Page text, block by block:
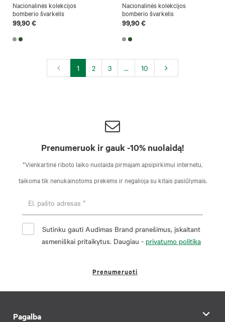
Nacionalinės kolekcijos
bomberio švarkelis
99,90 €
Nacionalinės kolekcijos
bomberio švarkelis
99,90 €
1 2 3 ... 10
Prenumeruok ir gauk -10% nuolaidą!
*Vienkartinė riboto laiko nuolaida pirmajam apsipirkimui internetu,
taikoma tik nenukainotoms prekėms ir negalioja su kitais pasiūlymais.
Sutinku gauti Audimas Brand pranešimus, įskaitant
asmeniškai pritaikytus. Daugiau - privatumo politika
Prenumeruoti
Pagalba